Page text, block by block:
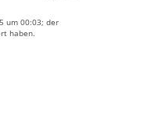
um 00:03; der
haben.